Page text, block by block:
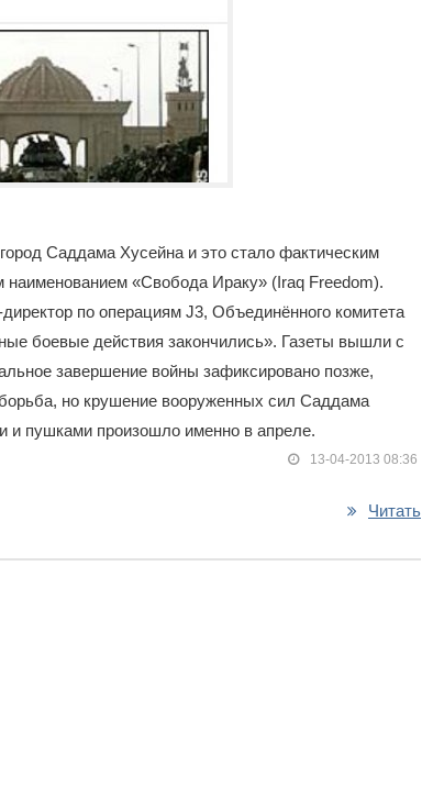
Саддама Хусейна и это стало фактическим
«Свобода Ираку» (Iraq Freedom).
по операциям J3, Объединённого комитета
боевые действия закончились». Газеты вышли с
завершение войны зафиксировано позже,
но крушение вооруженных сил Саддама
и пушками произошло именно в апреле.
13-04-2013 08:36
Читать